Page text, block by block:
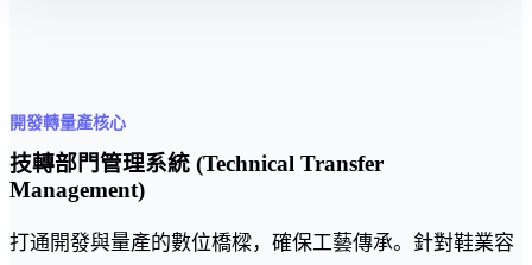
開發轉量產核心
技轉部門管理系統 (Technical Transfer
Management)
打通開發與量產的數位橋樑，確保工藝傳承。針對鞋業容